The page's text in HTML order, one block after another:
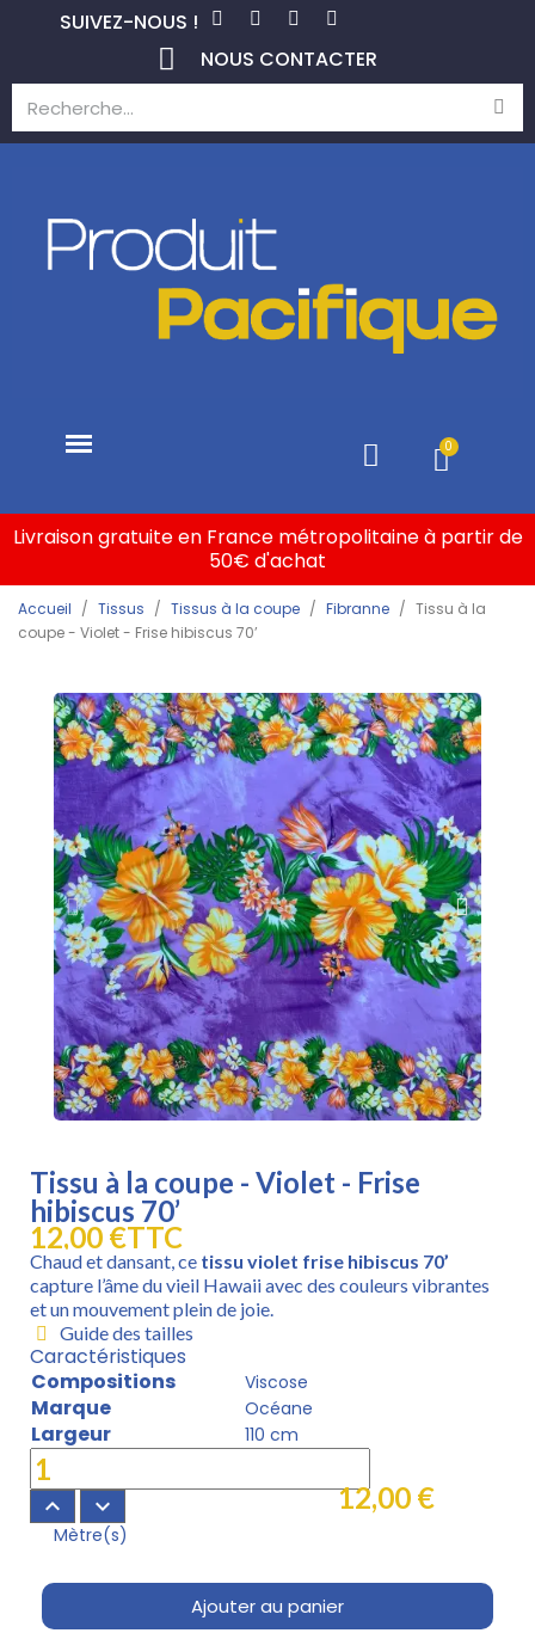
SUIVEZ-NOUS !
NOUS CONTACTER
Livraison gratuite en France métropolitaine à partir de
50€ d'achat
Accueil Tissus Tissus à la coupe Fibranne
Tissu à la
coupe - Violet - Frise hibiscus 70’
Tissu à la coupe - Violet - Frise
hibiscus 70’
12,00 €TTC
Chaud et dansant, ce tissu violet frise hibiscus 70’
capture l’âme du vieil Hawaii avec des couleurs vibrantes
et un mouvement plein de joie.
Guide des tailles
Caractéristiques
Compositions
Viscose
Marque Océane
Largeur 110 cm
keyboard_arrow_up keyboard_arrow_down
Mètre(s)
12,00 €
Ajouter au panier